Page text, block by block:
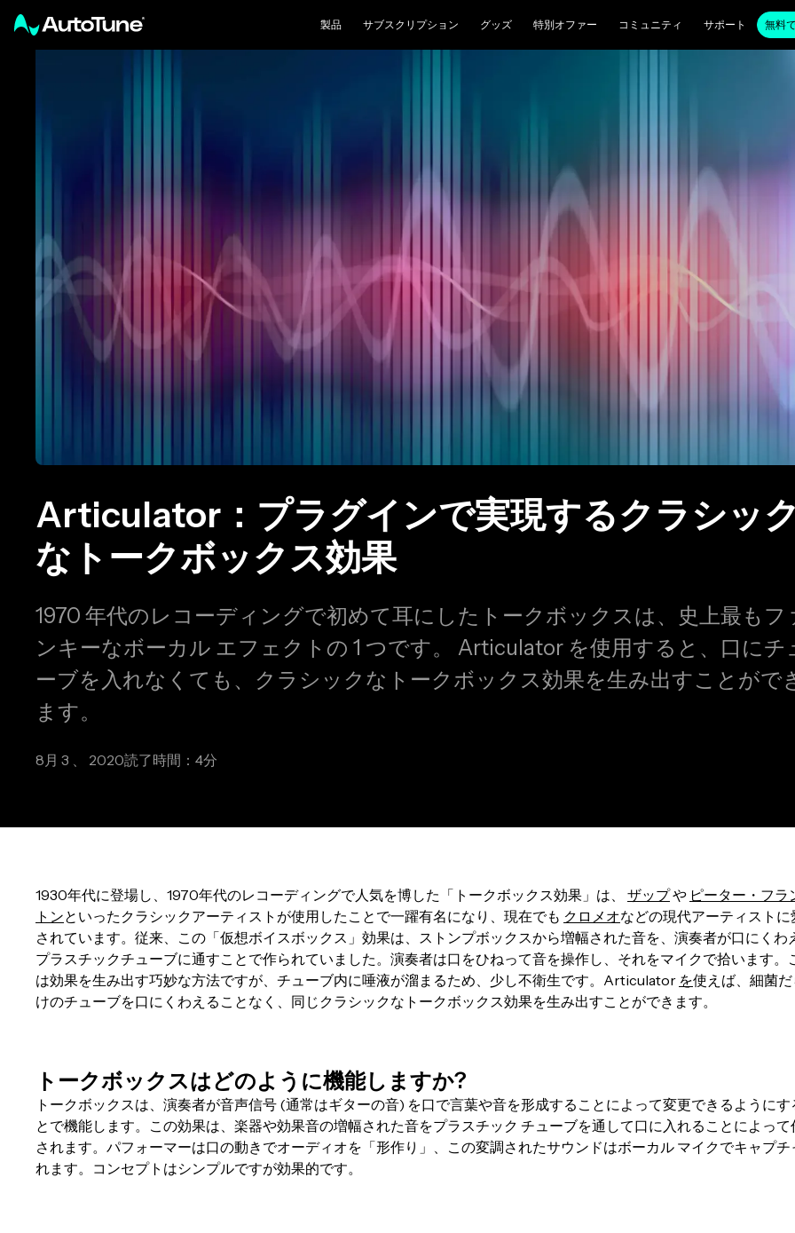
製品 サブスクリプション グッズ 特別オファー コミュニティ サポート 無料
Articulator：プラグインで実現するクラシック
なトークボックス効果
1970 年代のレコーディングで初めて耳にしたトークボックスは、史上最もフ
ンキーなボーカル エフェクトの 1 つです。 Articulator を使用すると、口にチ
ーブを入れなくても、クラシックなトークボックス効果を生み出すことがで
ます。
8月 3 、 2020読了時間：4分
1930年代に登場し、1970年代のレコーディングで人気を博した「トークボックス効果」は、 ザップや ピーター・フラ
トンといったクラシックアーティストが使用したことで一躍有名になり、現在でも クロメオなどの現代アーティストに
されています。従来、この「仮想ボイスボックス」効果は、ストンプボックスから増幅された音を、演奏者が口にくわ
プラスチックチューブに通すことで作られていました。演奏者は口をひねって音を操作し、それをマイクで拾います。
は効果を生み出す巧妙な方法ですが、チューブ内に唾液が溜まるため、少し不衛生です。Articulator を使えば、細菌だ
けのチューブを口にくわえることなく、同じクラシックなトークボックス効果を生み出すことができます。
トークボックスはどのように機能しますか?
トークボックスは、演奏者が音声信号 (通常はギターの音) を口で言葉や音を形成することによって変更できるようにす
とで機能します。この効果は、楽器や効果音の増幅された音をプラスチック チューブを通して口に入れることによって
されます。パフォーマーは口の動きでオーディオを「形作り」、この変調されたサウンドはボーカル マイクでキャプチ
れます。コンセプトはシンプルですが効果的です。